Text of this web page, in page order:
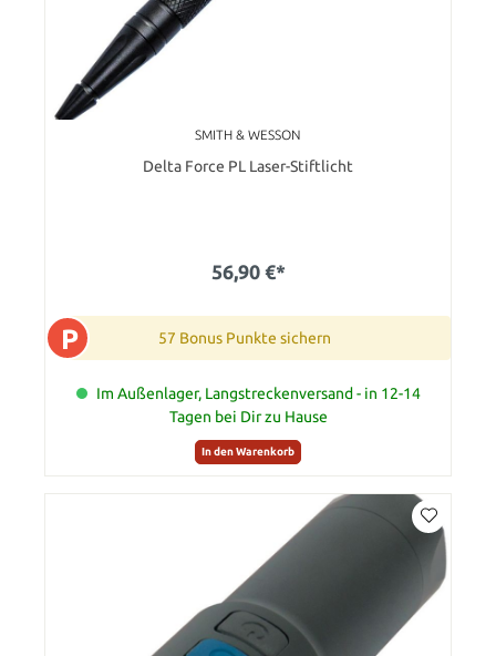
SMITH & WESSON
Delta Force PL Laser-Stiftlicht
56,90 €*
P 57 Bonus Punkte sichern
Im Außenlager, Langstreckenversand - in 12-14
Tagen bei Dir zu Hause
In den Warenkorb